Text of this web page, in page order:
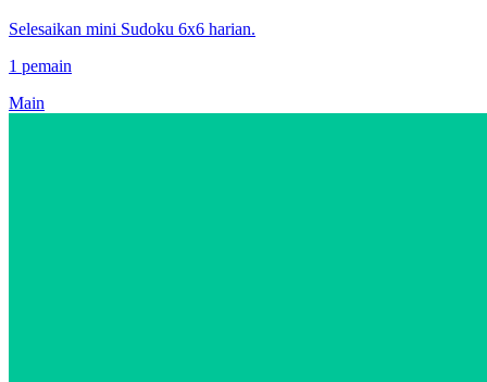
Selesaikan mini Sudoku 6x6 harian.
1 pemain
Main